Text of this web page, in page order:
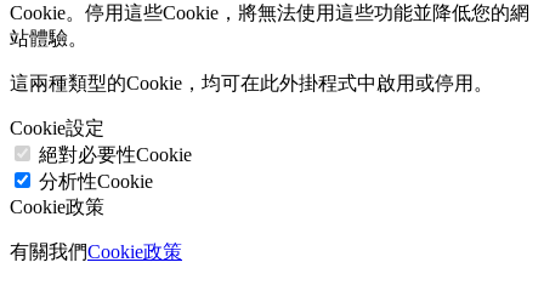
Cookie。停用這些Cookie，將無法使用這些功能並降低您的網
站體驗。
這兩種類型的Cookie，均可在此外掛程式中啟用或停用。
Cookie設定
絕對必要性Cookie
分析性Cookie
Cookie政策
有關我們Cookie政策